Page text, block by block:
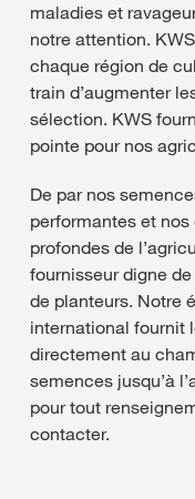
maladies et
notre attention.
chaque région de
train d’augmenter
sélection. KWS
pointe pour nos
De par nos
performantes et
profondes de
fournisseur digne
de planteurs. Notre
international fournit
directement au
semences jusqu’à
pour tout
contacter.